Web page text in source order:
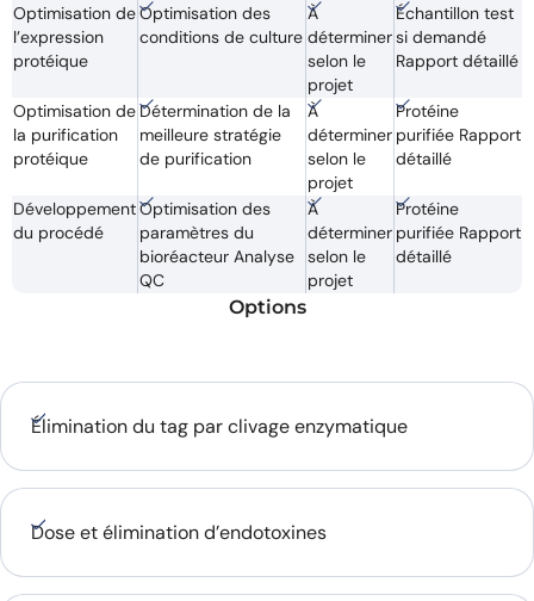
Optimisation de
l’expression
protéique
Optimisation des
conditions de culture
À
déterminer
selon le
projet
Échantillon test
si demandé
Rapport détaillé
Optimisation de
la purification
protéique
Détermination de la
meilleure stratégie
de purification
À
déterminer
selon le
projet
Protéine
purifiée Rapport
détaillé
Développement
du procédé
Optimisation des
paramètres du
bioréacteur Analyse
QC
À
déterminer
selon le
projet
Protéine
purifiée Rapport
détaillé
Options
Élimination du tag par clivage enzymatique
Dose et élimination d’endotoxines